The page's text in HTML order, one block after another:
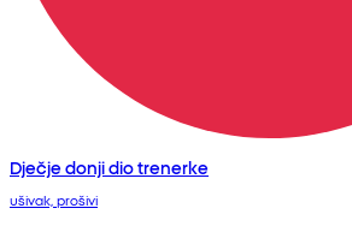
Dječje donji dio trenerke
ušivak, prošivi